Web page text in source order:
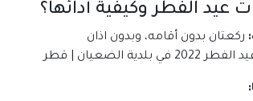
عيد الفطر وكيفية أدائها؟
ركعتان بدون أقامه، وبدون اذان
بلدية الضعيان | قطر